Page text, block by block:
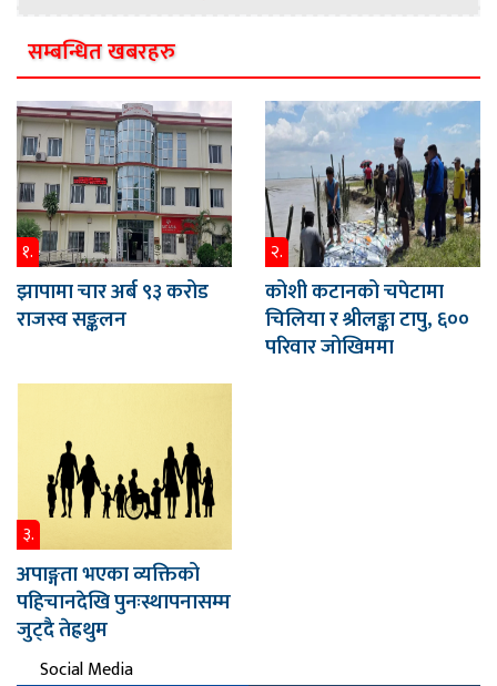
सम्बन्धित खबरहरु
१.
झापामा चार अर्ब ९३ करोड
राजस्व सङ्कलन
२.
कोशी कटानको चपेटामा
चिलिया र श्रीलङ्का टापु, ६००
परिवार जोखिममा
३.
अपाङ्गता भएका व्यक्तिको
पहिचानदेखि पुनःस्थापनासम्म
जुट्दै तेह्रथुम
Social Media